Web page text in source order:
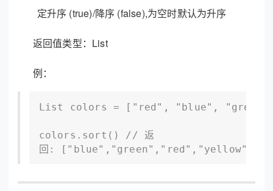
定升序 (true)/降序 (false),为空时默认为升序
返回值类型：List
例：
List colors = ["red", "blue",
colors.sort() // 返
回: ["blue","green","red","yellow"]